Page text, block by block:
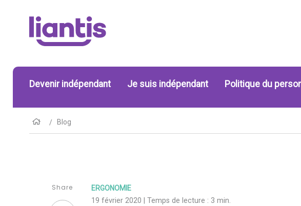
Devenir indépendant Je suis indépendant Politique du
Blog
Share ERGONOMIE
19 février 2020 | Temps de lecture : 3 min.